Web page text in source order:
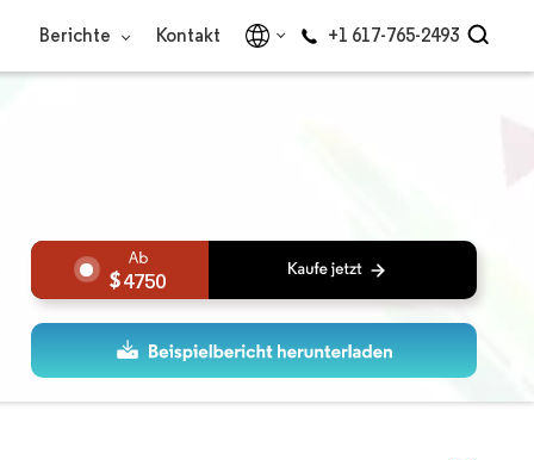
Berichte Kontakt +1 617-765-2493
4750